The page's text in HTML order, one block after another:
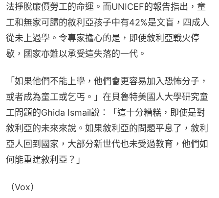
法掙脫廉價勞工的命運。而UNICEF的報告指出，童
工和無家可歸的敘利亞孩子中有42%是文盲，四成人
從未上過學。令專家擔心的是，即使敘利亞戰火停
歇，國家亦難以承受這失落的一代。
「如果他們不能上學，他們會更容易加入恐怖分子，
或者成為童工或乞丐。」在貝魯特美國人大學研究童
工問題的Ghida Ismail說：「這十分糟糕，即使是對
敘利亞的未來來說。如果敘利亞的問題平息了，敘利
亞人回到國家，大部分新世代也未受過教育，他們如
何能重建敘利亞？」
（Vox）